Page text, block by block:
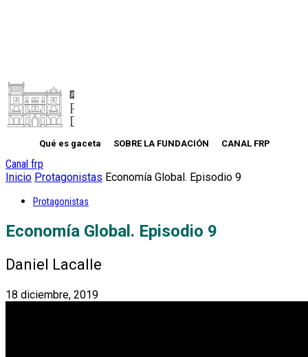
Qué es gaceta SOBRE LA FUNDACIÓN CANAL FRP
Canal frp
Inicio Protagonistas Economía Global. Episodio 9
Protagonistas
Economía Global. Episodio 9
Daniel Lacalle
18 diciembre, 2019